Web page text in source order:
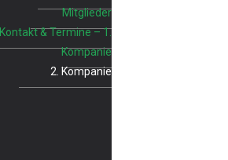
Mitglieder
Kontakt & Termine – 1.
Kompanie
2. Kompanie